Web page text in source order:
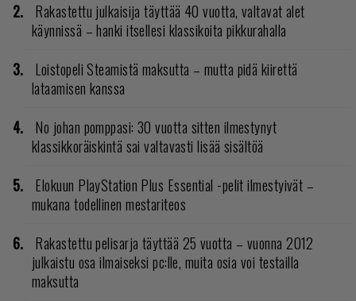
Rakastettu julkaisija täyttää 40 vuotta, valtavat alet
käynnissä – hanki itsellesi klassikoita pikkurahalla
Loistopeli Steamistä maksutta – mutta pidä kiirettä
lataamisen kanssa
No johan pomppasi: 30 vuotta sitten ilmestynyt
klassikkoräiskintä sai valtavasti lisää sisältöä
Elokuun PlayStation Plus Essential -pelit ilmestyivät –
mukana todellinen mestariteos
Rakastettu pelisarja täyttää 25 vuotta – vuonna 2012
julkaistu osa ilmaiseksi pc:lle, muita osia voi testailla
maksutta